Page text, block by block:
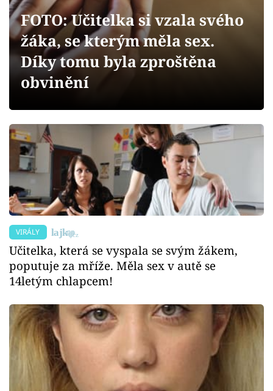
Videa
Sledujte prima+
Sledujte nás
FOTO: Učitelka si vzala svého
žáka, se kterým měla sex.
Díky tomu byla zproštěna
obvinění
VIRÁLY
Učitelka, která se vyspala se svým žákem,
poputuje za mříže. Měla sex v autě se
14letým chlapcem!